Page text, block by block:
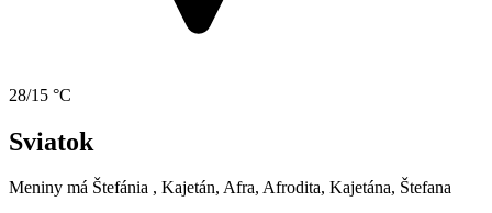
28/15 °C
Sviatok
Meniny má Štefánia , Kajetán, Afra, Afrodita, Kajetána, Štefana